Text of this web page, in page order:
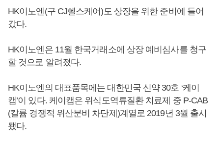
HK이노엔(구 CJ헬스케어)도 상장을 위한 준비에 들어
갔다.
HK이노엔은 11월 한국거래소에 상장 예비심사를 청구
할 것으로 알려졌다.
HK이노엔의 대표품목에는 대한민국 신약 30호 ‘케이
캡’이 있다. 케이캡은 위식도역류질환 치료제 중 P-CAB
(칼륨 경쟁적 위산분비 차단제)계열로 2019년 3월 출시
됐다.